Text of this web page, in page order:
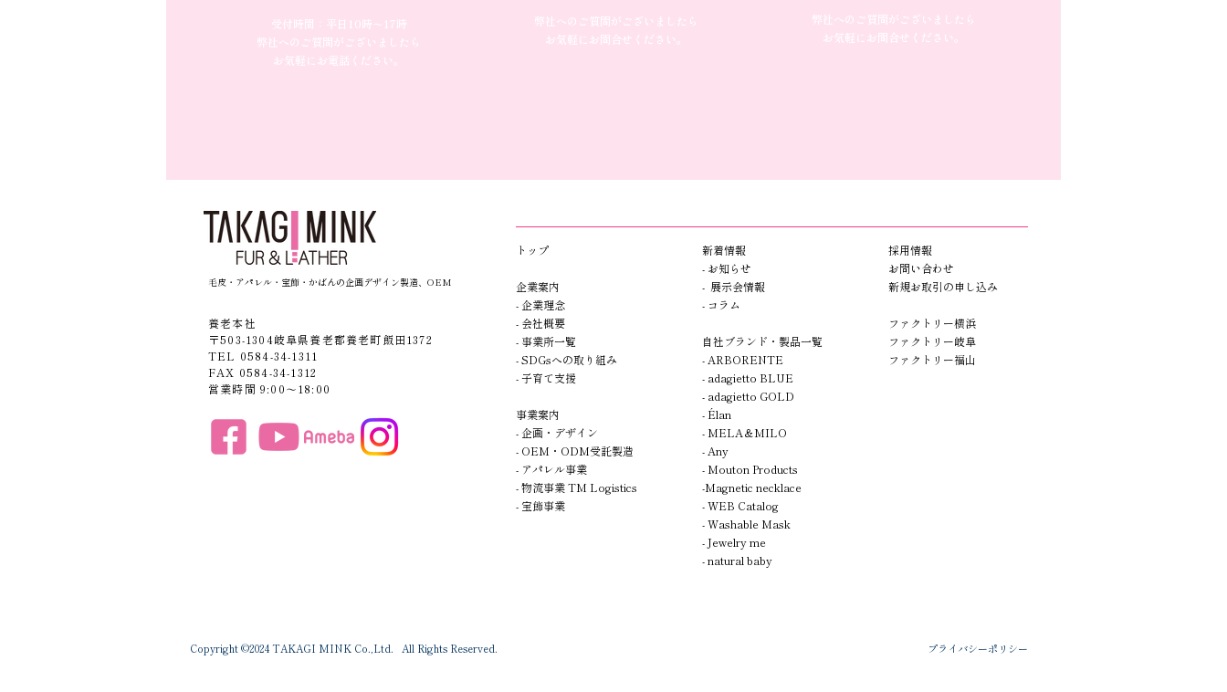
受付時間：平日10時〜17時
弊社へのご質問がございましたら
お気軽にお電話ください。
弊社へのご質問がございましたら
お気軽にお問合せください。
弊社へのご質問がございましたら
お気軽にお問合せください。
毛皮・アパレル・宝飾・かばんの企画デザイン製造、OEM
養老本社
〒503-1304岐阜県養老郡養老町飯田1372
TEL 0584-34-1311
FAX 0584-34-1312
営業時間 9:00〜18:00
​トップ​​
企業案内
- 企業理念
- 会社概要
- 事業所一覧
- SDGsへの取り組み
- 子育て支援
事業案内
- 企画 ・デザイン
- OEM・ODM受託製造
- アパレル事業
- 物流事業 TM Logistics
- 宝飾事業
新着情報
- お知らせ
- 展示会情報
- コラム
自社ブランド・製品一覧
- ARBORENTE
- adagietto BLUE
- adagietto GOLD
- Élan
- MELA＆MILO
- Any
- Mouton Products
-Magnetic necklace
- WEB Catalog
- Washable Mask
- Jewelry me
- natural baby
採用情報
お問い合わせ
新規お取引の申し込み
ファクトリー横浜
ファクトリー岐阜
ファクトリー福山
Copyright ©2024 TAKAGI MINK Co.,Ltd. All Rights Reserved. プライバシーポリシー